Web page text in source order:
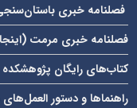
فصلنامه خبری
فصلنامه خبری مرمت ( اینجا)
کتاب‌های رایگان
راهنماها و دستور العمل‌های